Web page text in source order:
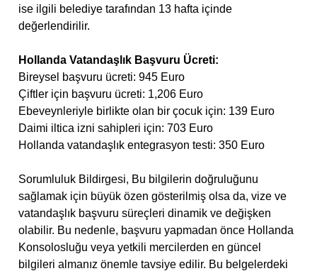
ise ilgili belediye tarafından 13 hafta içinde
değerlendirilir.
Hollanda Vatandaşlık Başvuru Ücreti:
Bireysel başvuru ücreti: 945 Euro
Çiftler için başvuru ücreti: 1,206 Euro
Ebeveynleriyle birlikte olan bir çocuk için: 139 Euro
Daimi iltica izni sahipleri için: 703 Euro
Hollanda vatandaşlık entegrasyon testi: 350 Euro
Sorumluluk Bildirgesi, Bu bilgilerin doğruluğunu
sağlamak için büyük özen gösterilmiş olsa da, vize ve
vatandaşlık başvuru süreçleri dinamik ve değişken
olabilir. Bu nedenle, başvuru yapmadan önce Hollanda
Konsolosluğu veya yetkili mercilerden en güncel
bilgileri almanız önemle tavsiye edilir. Bu belgelerdeki